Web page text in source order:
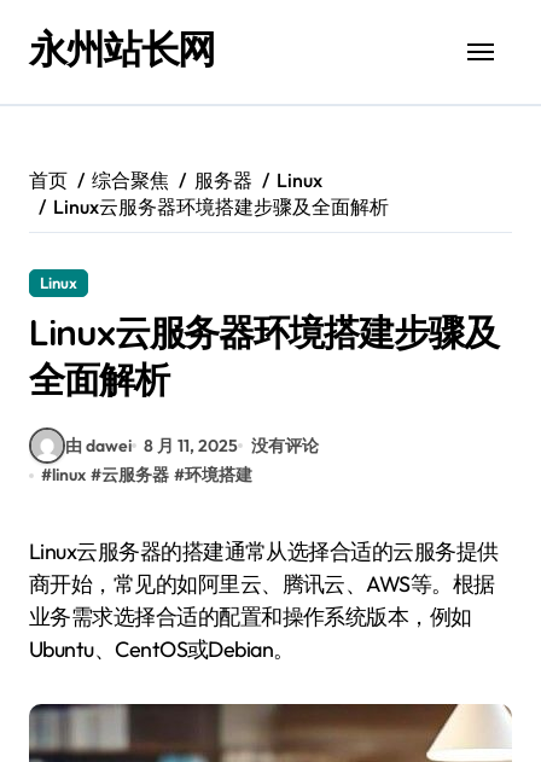
永州站长网
首页 综合聚焦 服务器
Linux
Linux云服务器环境搭建步骤及全面解析
Linux
Linux云服务器环境搭建步骤及
全面解析
由 dawei 8 月 11, 2025 没有评论
#linux #云服务器 #环境搭建
Linux云服务器的搭建通常从选择合适的云服务提供
商开始，常见的如阿里云、腾讯云、AWS等。根据
业务需求选择合适的配置和操作系统版本，例如
Ubuntu、CentOS或Debian。